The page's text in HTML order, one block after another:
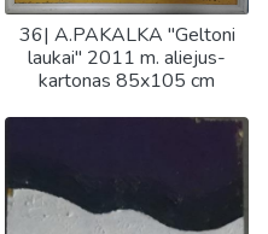
36| A.PAKALKA "Geltoni
laukai" 2011 m. aliejus-
kartonas 85x105 cm